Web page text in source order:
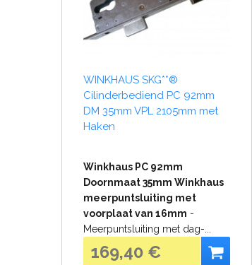
WINKHAUS SKG**®
Cilinderbediend PC 92mm
DM 35mm VPL 2105mm met
Haken
Winkhaus PC 92mm
Doornmaat 35mm Winkhaus
meerpuntsluiting met
voorplaat van 16mm -
Meerpuntsluiting met dag-...
169,40 €